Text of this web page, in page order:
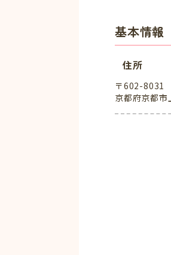
基本情報
住所
〒602-8031
京都府京都市